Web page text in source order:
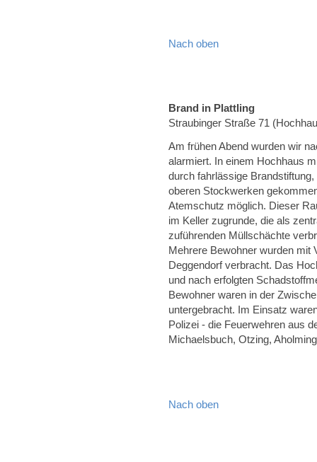
Nach oben
Brand in Plattling
Straubinger Straße 71
Am frühen Abend wurden wir
alarmiert. In einem Hochhaus
durch fahrlässige
oberen Stockwerken
Atemschutz möglich. Dieser
im Keller zugrunde, die als
zuführenden Müllschächte
Mehrere Bewohner wurden mit
Deggendorf verbracht. Das
und nach erfolgten
Bewohner waren in der
untergebracht. Im Einsatz
Polizei - die Feuerwehren aus
Michaelsbuch, Otzing,
Nach oben